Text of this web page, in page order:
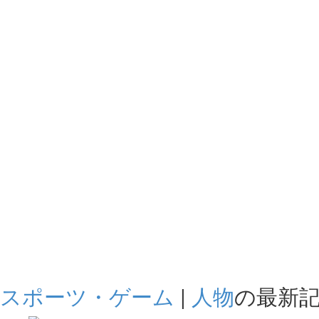
スポーツ・ゲーム | 人物の最新